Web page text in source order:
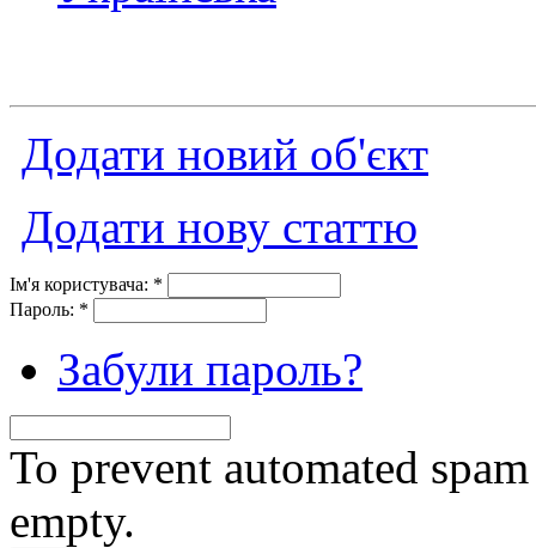
Додати новий об'єкт
Додати нову статтю
Ім'я користувача: *
Пароль: *
Забули пароль?
To prevent automated
empty.